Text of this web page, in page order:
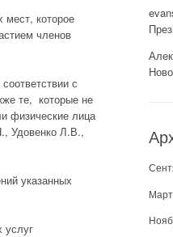
мест, которое
членов
с
те, которые не
физические лица
Удовенко Л.В.,
указанных
услуг